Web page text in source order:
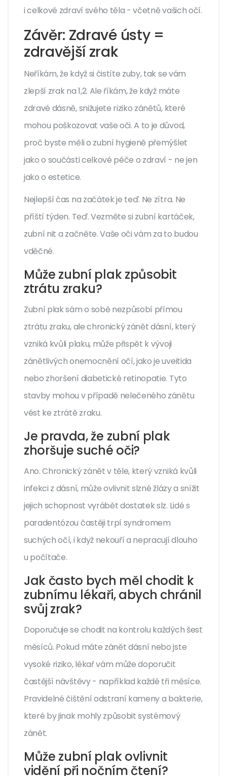
i celkové zdraví svého těla - včetně vašich očí.
Závěr: Zdravé ústy =
zdravější zrak
Neříkám, že když si čistíte zuby, tak se vám
zlepší zrak na 1,2. Ale říkám, že když máte
zdravé dásně, snižujete riziko zánětů, které
mohou poškozovat vaše oči. A to je důvod,
proč byste měli o zubní hygieně přemýšlet
jako o součásti celkové péče o zdraví - ne jen
jako o estetice.
Nejlepší čas na začátek je teď. Ne zítra. Ne
příští týden. Teď. Vezměte si zubní kartáček,
zubní nit a začněte. Vaše oči vám za to budou
vděčné.
Může zubní plak způsobit
ztrátu zraku?
Zubní plak sám o sobě nezpůsobí přímou
ztrátu zraku, ale chronický zánět dásní, který
vzniká kvůli plaku, může přispět k vývoji
zánětlivých onemocnění očí, jako je uveitida
nebo zhoršení diabetické retinopatie. Tyto
stavby mohou v případě nelečeného zánětu
vést ke ztrátě zraku.
Je pravda, že zubní plak
zhoršuje suché oči?
Ano. Chronický zánět v těle, který vzniká kvůli
infekci z dásní, může ovlivnit slzné žlázy a snížit
jejich schopnost vyrábět dostatek slz. Lidé s
paradentózou častěji trpí syndromem
suchých očí, i když nekouří a nepracují dlouho
u počítače.
Jak často bych měl chodit k
zubnímu lékaři, abych chránil
svůj zrak?
Doporučuje se chodit na kontrolu každých šest
měsíců. Pokud máte zánět dásní nebo jste
vysoké riziko, lékař vám může doporučit
častější návštěvy - například každé tři měsíce.
Pravidelné čištění odstraní kameny a bakterie,
které by jinak mohly způsobit systémový
zánět.
Může zubní plak ovlivnit
vidění při nočním čtení?